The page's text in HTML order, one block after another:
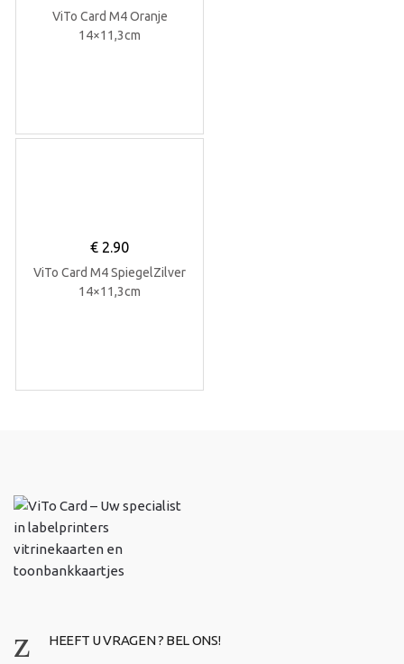
ViTo Card M4 Oranje
14×11,3cm
€ 2.90
ViTo Card M4 SpiegelZilver
14×11,3cm
HEEFT U VRAGEN ? BEL ONS!